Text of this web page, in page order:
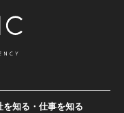
を知る・仕事を知る